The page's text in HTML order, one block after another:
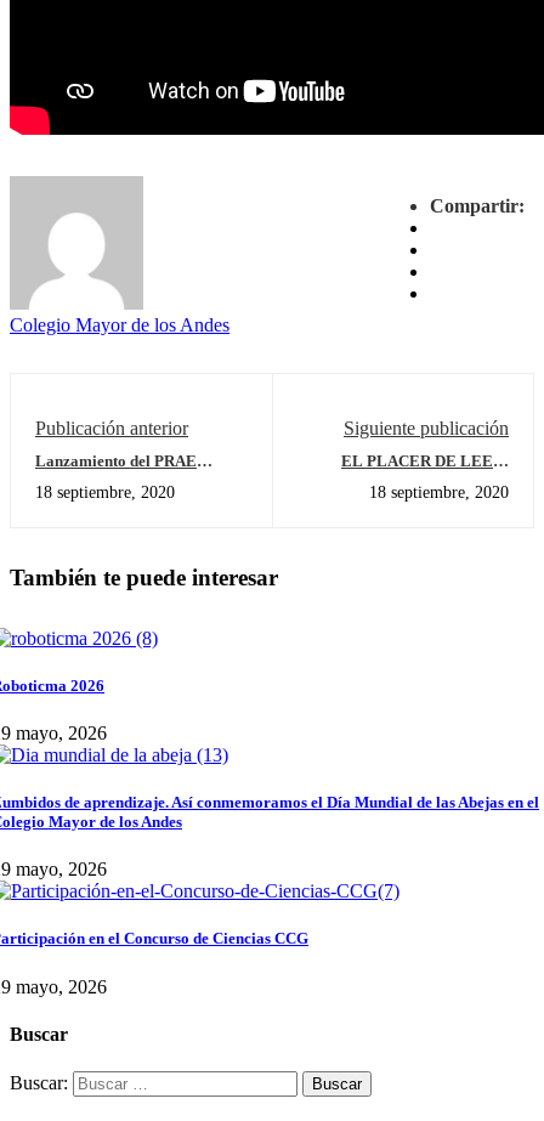
Compartir:
Colegio Mayor de los Andes
Publicación anterior
Lanzamiento del PRAE
Mayor de los Andes
18 septiembre, 2020
Siguiente publicación
EL PLACER DE LEER-
18 septiembre, 2020
También te puede interesar
2026
mayo, 2026
de aprendizaje. Así conmemoramos el Día Mundial de las Abejas en el
Mayor de los Andes
mayo, 2026
en el Concurso de Ciencias CCG
mayo, 2026
Buscar
Buscar: